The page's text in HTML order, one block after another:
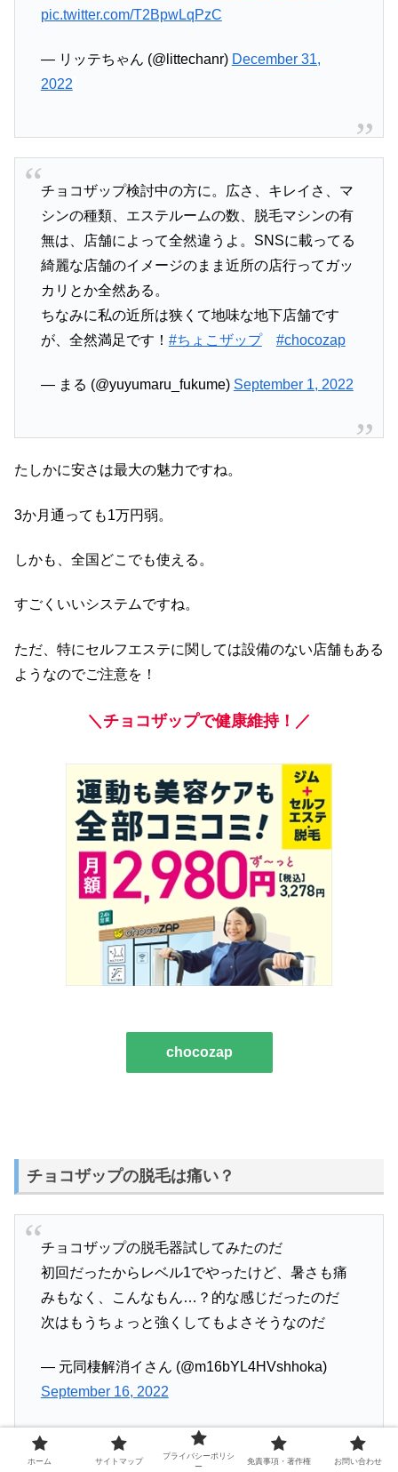
pic.twitter.com/T2BpwLqPzC
— リッテちゃん (@littechanr) December 31,
2022
チョコザップ検討中の方に。広さ、キレイさ、マ
シンの種類、エステルームの数、脱毛マシンの有
無は、店舗によって全然違うよ。SNSに載ってる
綺麗な店舗のイメージのまま近所の店行ってガッ
カリとか全然ある。
ちなみに私の近所は狭くて地味な地下店舗です
が、全然満足です！ #ちょこザップ #chocozap
— まる (@yuyumaru_fukume) September 1, 2022
たしかに安さは最大の魅力ですね。
3か月通っても1万円弱。
しかも、全国どこでも使える。
すごくいいシステムですね。
ただ、特にセルフエステに関しては設備のない店舗もある
ようなのでご注意を！
＼チョコザップで健康維持！／
chocozap
チョコザップの脱毛は痛い？
チョコザップの脱毛器試してみたのだ
初回だったからレベル1でやったけど、暑さも痛
みもなく、こんなもん…？的な感じだったのだ
次はもうちょっと強くしてもよさそうなのだ
— 元同棲解消イさん (@m16bYL4HVshhoka)
September 16, 2022
ホーム サイトマップ
プライバシーポリシ
ー
免責事項・著作権 お問い合わせ